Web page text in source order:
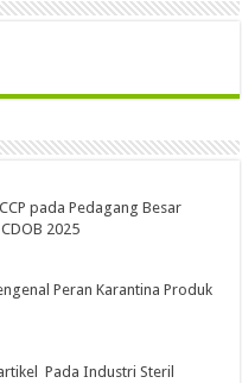
pada Pedagang Besar
2025
Peran Karantina Produk
Pada Industri Steril